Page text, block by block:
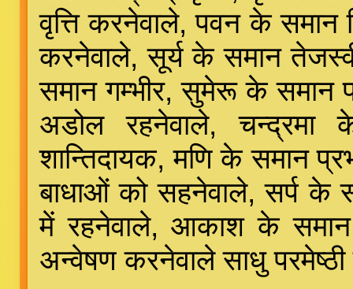
वृत्ति करनेवाले, पवन के समान
करनेवाले, सूर्य के समान
समान गम्भीर, सुमेरू के
अडोल रहनेवाले, चन्द्रमा
शान्तिदायक, मणि के समान
बाधाओं को सहनेवाले, सर्प
में रहनेवाले, आकाश के समान
अन्वेषण करनेवाले साधु परमेष्ठी